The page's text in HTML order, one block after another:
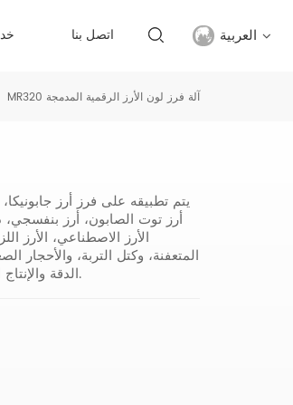
اتصل بنا العربية
русский
MR320 آلة فرز لون الأرز الرقمية المدمجة
يتم تطبيقه على فرز أرز
أرز توت الصابون، أرز بنفسجي،
الأرز الاصطناعي، الأرز
المتعفنة، وكتل التربة،
الدقة والإنتاج العالي وتوفير الطاقة والتشغيل البسيط والاستخدام المريح وعمر الخدمة الطويل.